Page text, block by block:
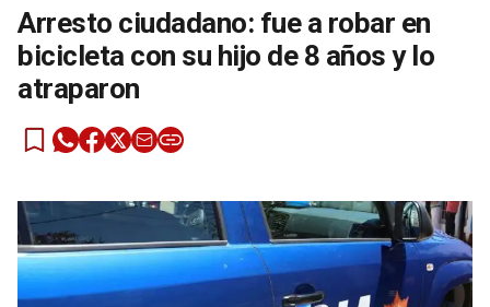
Arresto ciudadano: fue a robar en
bicicleta con su hijo de 8 años y lo
atraparon